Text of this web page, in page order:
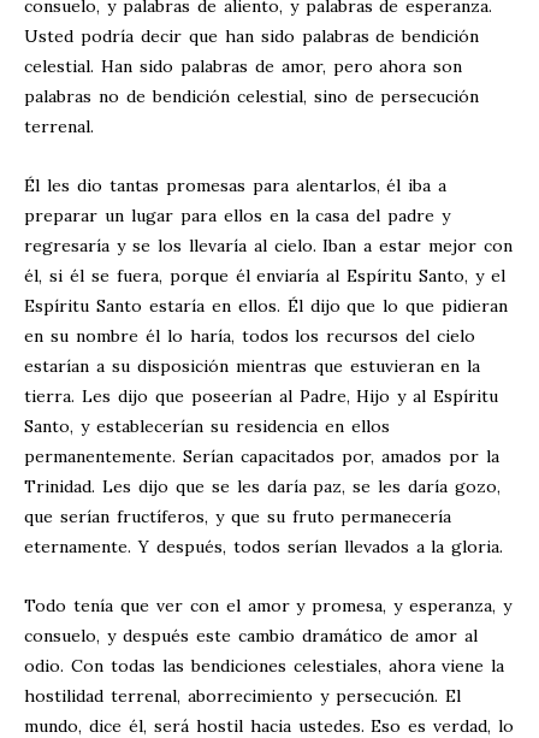
consuelo, y palabras de aliento, y palabras de esperanza.
Usted podría decir que han sido palabras de bendición
celestial. Han sido palabras de amor, pero ahora son
palabras no de bendición celestial, sino de persecución
terrenal.
Él les dio tantas promesas para alentarlos, él iba a
preparar un lugar para ellos en la casa del padre y
regresaría y se los llevaría al cielo. Iban a estar mejor con
él, si él se fuera, porque él enviaría al Espíritu Santo, y el
Espíritu Santo estaría en ellos. Él dijo que lo que pidieran
en su nombre él lo haría, todos los recursos del cielo
estarían a su disposición mientras que estuvieran en la
tierra. Les dijo que poseerían al Padre, Hijo y al Espíritu
Santo, y establecerían su residencia en ellos
permanentemente. Serían capacitados por, amados por la
Trinidad. Les dijo que se les daría paz, se les daría gozo,
que serían fructíferos, y que su fruto permanecería
eternamente. Y después, todos serían llevados a la gloria.
Todo tenía que ver con el amor y promesa, y esperanza, y
consuelo, y después este cambio dramático de amor al
odio. Con todas las bendiciones celestiales, ahora viene la
hostilidad terrenal, aborrecimiento y persecución. El
mundo, dice él, será hostil hacia ustedes. Eso es verdad, lo